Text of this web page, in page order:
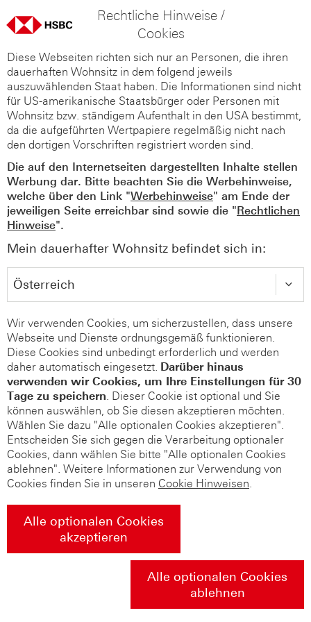
Rechtliche Hinweise /
Cookies
Diese Webseiten richten sich nur an Personen, die ihren
dauerhaften Wohnsitz in dem folgend jeweils
auszuwählenden Staat haben. Die Informationen sind nicht
für US-amerikanische Staatsbürger oder Personen mit
Wohnsitz bzw. ständigem Aufenthalt in den USA bestimmt,
da die aufgeführten Wertpapiere regelmäßig nicht nach
den dortigen Vorschriften registriert worden sind.
Die auf den Internetseiten dargestellten Inhalte stellen
Werbung dar. Bitte beachten Sie die Werbehinweise,
welche über den Link "Werbehinweise" am Ende der
jeweiligen Seite erreichbar sind sowie die "Rechtlichen
Hinweise".
Mein dauerhafter Wohnsitz befindet sich in:
Wir verwenden Cookies, um sicherzustellen, dass unsere
Webseite und Dienste ordnungsgemäß funktionieren.
Diese Cookies sind unbedingt erforderlich und werden
daher automatisch eingesetzt. Darüber hinaus
verwenden wir Cookies, um Ihre Einstellungen für 30
Tage zu speichern. Dieser Cookie ist optional und Sie
können auswählen, ob Sie diesen akzeptieren möchten.
Wählen Sie dazu "Alle optionalen Cookies akzeptieren".
Entscheiden Sie sich gegen die Verarbeitung optionaler
Cookies, dann wählen Sie bitte "Alle optionalen Cookies
ablehnen". Weitere Informationen zur Verwendung von
Cookies finden Sie in unseren Cookie Hinweisen.
Alle optionalen Cookies
akzeptieren
Alle optionalen Cookies
ablehnen